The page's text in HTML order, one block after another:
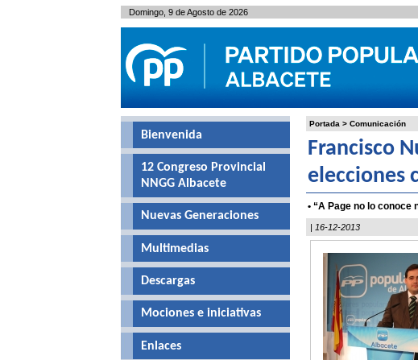
Portada > Comunicación
Francisco
elecciones
• “A Page no lo
| 16-12-2013
Bienvenida
12 Congreso Provincial
NNGG Albacete
Nuevas Generaciones
Multimedias
Descargas
Mociones e iniciativas
Enlaces
Domingo, 9 de Agosto de 2026